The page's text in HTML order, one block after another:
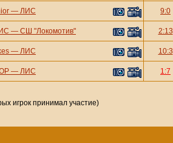
— ЛИС 9:0
— СШ "Локомотив" 2:13
— ЛИС 10:3
— ЛИС 1:7
игрок принимал участие)